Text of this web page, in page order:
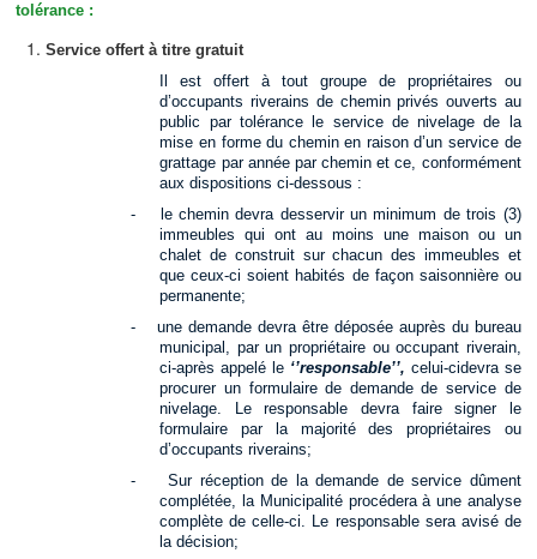
tolérance :
Service offert à titre gratuit
Il est offert à tout groupe de propriétaires ou
d’occupants riverains de chemin privés ouverts au
public par tolérance le service de nivelage de la
mise en forme du chemin en raison d’un service de
grattage par année par chemin et ce, conformément
aux dispositions ci-dessous :
-
le chemin devra desservir un minimum de trois (3)
immeubles qui ont au moins une maison ou un
chalet de construit sur chacun des immeubles et
que ceux-ci soient habités de façon saisonnière ou
permanente;
-
une demande devra être déposée auprès du bureau
municipal, par un propriétaire ou occupant riverain,
ci-après appelé le ‘’responsable’’, celui-cidevra se
procurer un formulaire de demande de service de
nivelage. Le responsable devra faire signer le
formulaire par la majorité des propriétaires ou
d’occupants riverains;
-
Sur réception de la demande de service dûment
complétée, la Municipalité procédera à une analyse
complète de celle-ci. Le responsable sera avisé de
la décision;